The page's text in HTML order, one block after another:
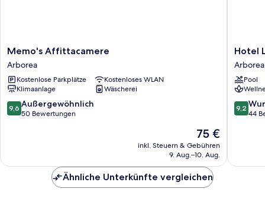
Memo's
Affittacamere
Arborea
Memo's Affittacamere
Arborea
Kostenlose Parkplätze
Kostenloses WLAN
Klimaanlage
Wäscherei
9.6
von
9,6 Außergewöhnlich
50 Bewertungen
Der
Preis
beträgt
75 €
inkl. Steuern & Gebühren
9. Aug.–10. Aug.
Hotel
Le
Torri
Arborea
Hotel
Arborea
Pool
9.2
von
9,2
44
Ähnliche Unterkünfte vergleichen